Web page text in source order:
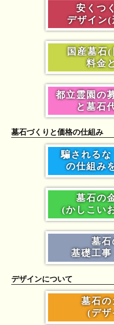
安くつ
デザイン
国産墓石
料金
都立霊園の
と墓石
墓石づくりと価格の仕組み
騙される
の仕組み
墓石の
(かしこい
墓石
基礎工
デザインについて
墓石
(デザ